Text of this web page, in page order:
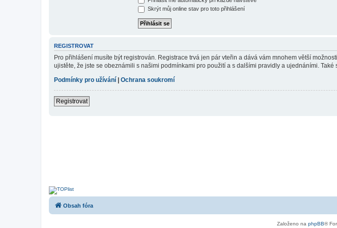
Skrýt můj online stav pro toto přihlášení
REGISTROVAT
Pro přihlášení musíte být registrován. Registrace trvá jen pár vteřin a dává vám mnohem větší
ujistěte, že jste se obeznámili s našimi podmínkami pro použití a s dalšími pravidly a ujednáními.
Podmínky pro užívání
Ochrana soukromí
Registrovat
Obsah fóra
Založeno na phpBB®